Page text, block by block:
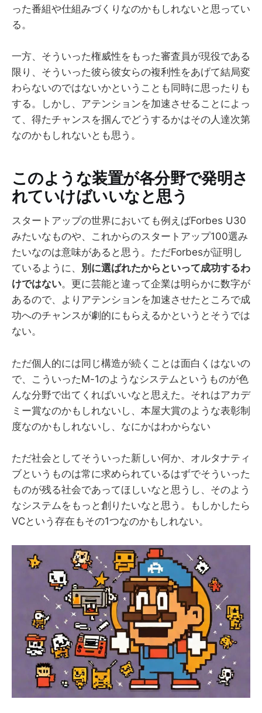
った番組や仕組みづくりなのかもしれないと思ってい
る。
一方、そういった権威性をもった審査員が現役である
限り、そういった彼ら彼女らの複利性をあげて結局変
わらないのではないかということも同時に思ったりも
する。しかし、アテンションを加速させることによっ
て、得たチャンスを掴んでどうするかはその人達次第
なのかもしれないとも思う。
このような装置が各分野で発明さ
れていけばいいなと思う
スタートアップの世界においても例えばForbes U30
みたいなものや、これからのスタートアップ100選み
たいなのは意味があると思う。ただForbesが証明し
ているように、 別に選ばれたからといって成功するわ
けではない。更に芸能と違って企業は明らかに数字が
あるので、よりアテンションを加速させたところで成
功へのチャンスが劇的にもらえるかというとそうでは
ない。
ただ個人的には同じ構造が続くことは面白くはないの
で、こういったM-1のようなシステムというものが色
んな分野で出てくればいいなと思えた。それはアカデ
ミー賞なのかもしれないし、本屋大賞のような表彰制
度なのかもしれないし、なにかはわからない
ただ社会としてそういった新しい何か、オルタナティ
ブというものは常に求められているはずでそういった
ものが残る社会であってほしいなと思うし、そのよう
なシステムをもっと創りたいなと思う。もしかしたら
VCという存在もその1つなのかもしれない。